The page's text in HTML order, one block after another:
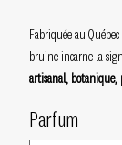
Fabriquée au
bruine incarne la
artisanal, botanique,
Parfum